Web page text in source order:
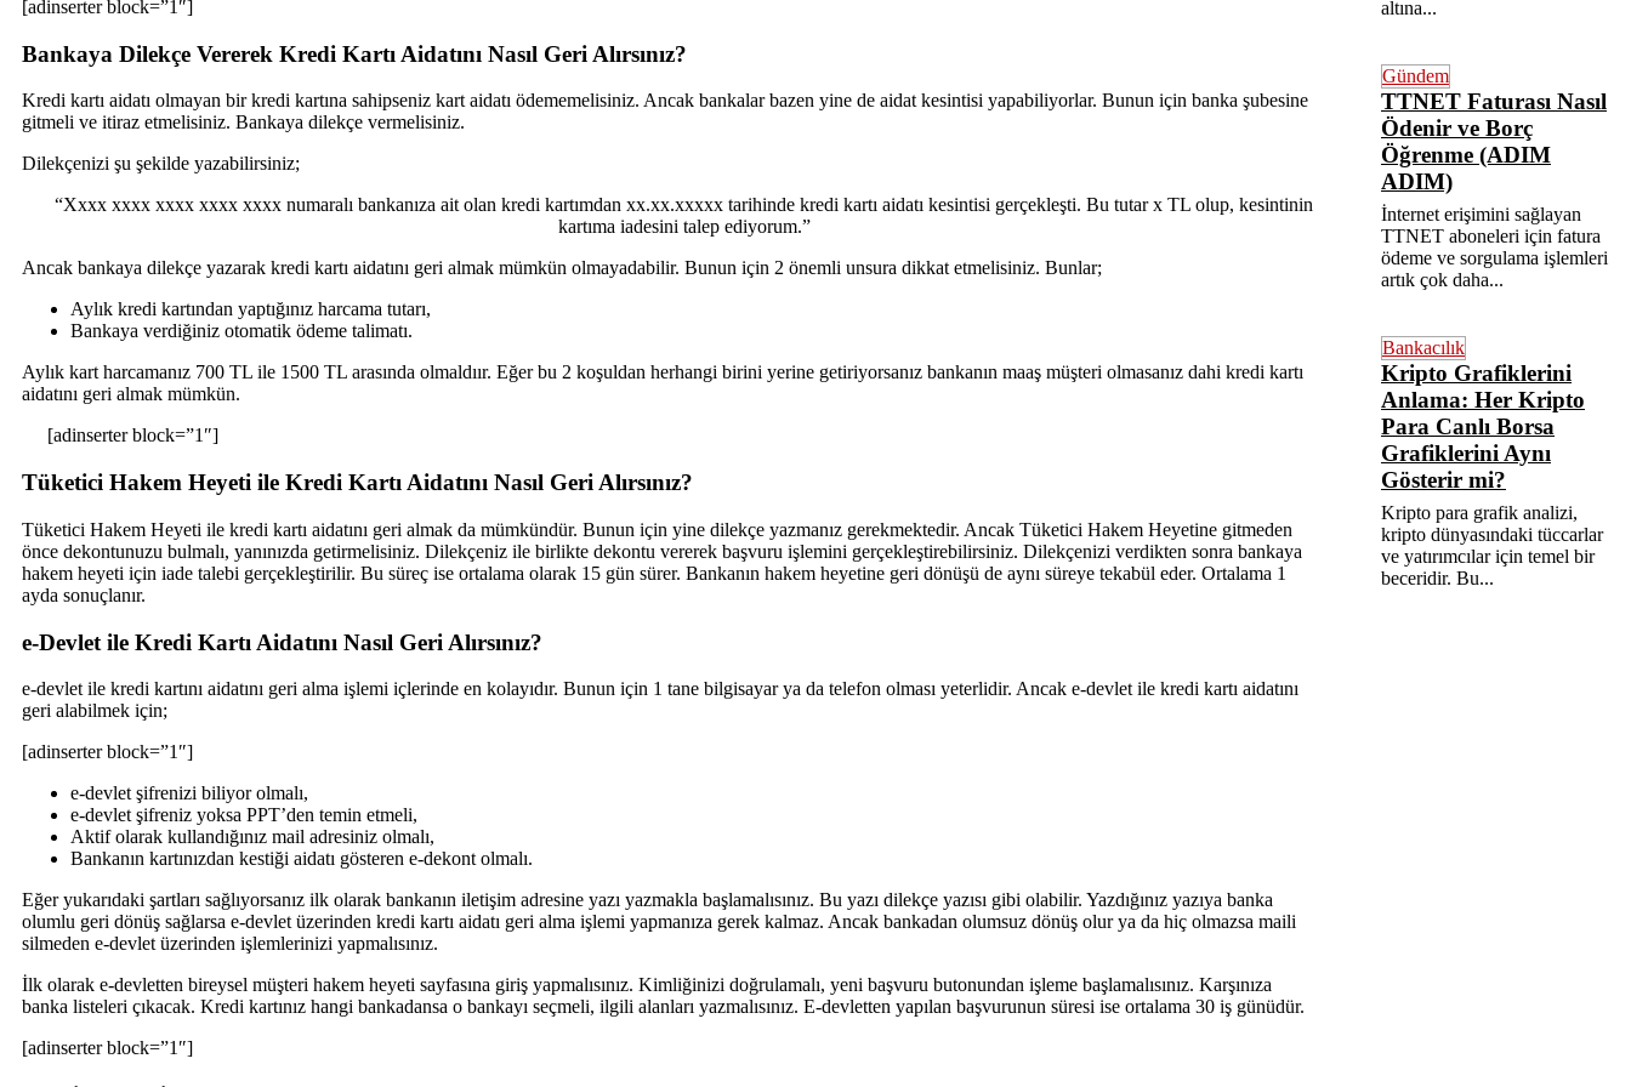
[adinserter block=”1″]
Bankaya Dilekçe Vererek Kredi Kartı Aidatını Nasıl Geri Alırsınız?
Kredi kartı aidatı olmayan bir kredi kartına sahipseniz kart aidatı ödememelisiniz. Ancak bankalar bazen yine de aidat kesintisi yapabiliyorlar. Bunun için banka şubesine
gitmeli ve itiraz etmelisiniz. Bankaya dilekçe vermelisiniz.
Dilekçenizi şu şekilde yazabilirsiniz;
“Xxxx xxxx xxxx xxxx xxxx numaralı bankanıza ait olan kredi kartımdan xx.xx.xxxxx tarihinde kredi kartı aidatı kesintisi gerçekleşti. Bu tutar x TL olup, kesintinin
kartıma iadesini talep ediyorum.”
Ancak bankaya dilekçe yazarak kredi kartı aidatını geri almak mümkün olmayadabilir. Bunun için 2 önemli unsura dikkat etmelisiniz. Bunlar;
Aylık kredi kartından yaptığınız harcama tutarı,
Bankaya verdiğiniz otomatik ödeme talimatı.
Aylık kart harcamanız 700 TL ile 1500 TL arasında olmaldıır. Eğer bu 2 koşuldan herhangi birini yerine getiriyorsanız bankanın maaş müşteri olmasanız dahi kredi kartı
aidatını geri almak mümkün.
[adinserter block=”1″]
Tüketici Hakem Heyeti ile Kredi Kartı Aidatını Nasıl Geri Alırsınız?
Tüketici Hakem Heyeti ile kredi kartı aidatını geri almak da mümkündür. Bunun için yine dilekçe yazmanız gerekmektedir. Ancak Tüketici Hakem Heyetine gitmeden
önce dekontunuzu bulmalı, yanınızda getirmelisiniz. Dilekçeniz ile birlikte dekontu vererek başvuru işlemini gerçekleştirebilirsiniz. Dilekçenizi verdikten sonra bankaya
hakem heyeti için iade talebi gerçekleştirilir. Bu süreç ise ortalama olarak 15 gün sürer. Bankanın hakem heyetine geri dönüşü de aynı süreye tekabül eder. Ortalama 1
ayda sonuçlanır.
e-Devlet ile Kredi Kartı Aidatını Nasıl Geri Alırsınız?
e-devlet ile kredi kartını aidatını geri alma işlemi içlerinde en kolayıdır. Bunun için 1 tane bilgisayar ya da telefon olması yeterlidir. Ancak e-devlet ile kredi kartı aidatını
geri alabilmek için;
[adinserter block=”1″]
e-devlet şifrenizi biliyor olmalı,
e-devlet şifreniz yoksa PPT’den temin etmeli,
Aktif olarak kullandığınız mail adresiniz olmalı,
Bankanın kartınızdan kestiği aidatı gösteren e-dekont olmalı.
Eğer yukarıdaki şartları sağlıyorsanız ilk olarak bankanın iletişim adresine yazı yazmakla başlamalısınız. Bu yazı dilekçe yazısı gibi olabilir. Yazdığınız yazıya banka
olumlu geri dönüş sağlarsa e-devlet üzerinden kredi kartı aidatı geri alma işlemi yapmanıza gerek kalmaz. Ancak bankadan olumsuz dönüş olur ya da hiç olmazsa maili
silmeden e-devlet üzerinden işlemlerinizi yapmalısınız.
İlk olarak e-devletten bireysel müşteri hakem heyeti sayfasına giriş yapmalısınız. Kimliğinizi doğrulamalı, yeni başvuru butonundan işleme başlamalısınız. Karşınıza
banka listeleri çıkacak. Kredi kartınız hangi bankadansa o bankayı seçmeli, ilgili alanları yazmalısınız. E-devletten yapılan başvurunun süresi ise ortalama 30 iş günüdür.
[adinserter block=”1″]
altına...
Gündem
TTNET Faturası Nasıl
Ödenir ve Borç
Öğrenme (ADIM
ADIM)
İnternet erişimini sağlayan
TTNET aboneleri için fatura
ödeme ve sorgulama işlemleri
artık çok daha...
Bankacılık
Kripto Grafiklerini
Anlama: Her Kripto
Para Canlı Borsa
Grafiklerini Aynı
Gösterir mi?
Kripto para grafik analizi,
kripto dünyasındaki tüccarlar
ve yatırımcılar için temel bir
beceridir. Bu...